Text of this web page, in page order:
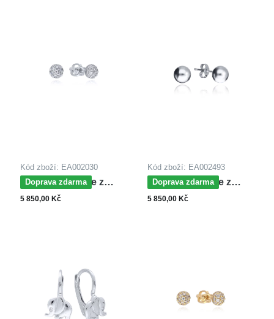
Kód zboží: EA002030
Doprava zdarma
MOISS náušnice z
bílého zlata
5 850,00 Kč
Kód zboží: EA002493
Doprava zdarma
MOISS náušnice z
bílého zlata
5 850,00 Kč